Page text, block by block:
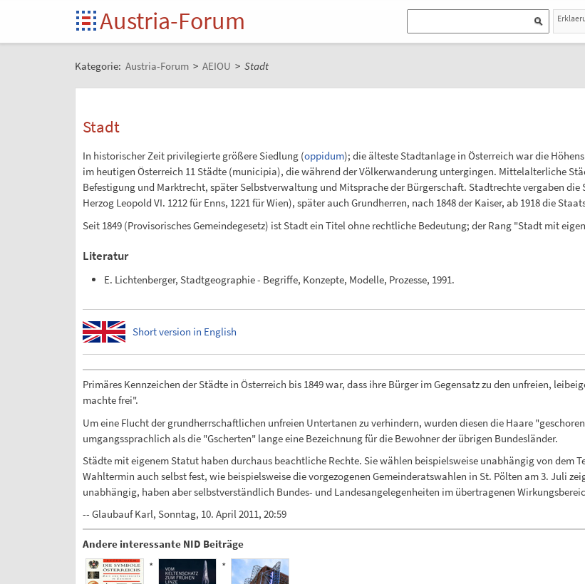
Austria-Forum
Kategorie: Austria-Forum > AEIOU > Stadt
Stadt
In historischer Zeit privilegierte größere Siedlung (oppidum); die älteste Stadtanlage in Österreich war die
im heutigen Österreich 11 Städte (municipia), die während der Völkerwanderung untergingen. Mittelalterliche
Befestigung und Marktrecht, später Selbstverwaltung und Mitsprache der Bürgerschaft. Stadtrechte vergaben die
Herzog Leopold VI. 1212 für Enns, 1221 für Wien), später auch Grundherren, nach 1848 der Kaiser, ab 1918 die
Seit 1849 (Provisorisches Gemeindegesetz) ist Stadt ein Titel ohne rechtliche Bedeutung; der Rang "Stadt mit
Literatur
E. Lichtenberger, Stadtgeographie - Begriffe, Konzepte, Modelle, Prozesse, 1991.
Short version in English
Primäres Kennzeichen der Städte in Österreich bis 1849 war, dass ihre Bürger im Gegensatz zu den unfreien,
machte frei".
Um eine Flucht der grundherrschaftlichen unfreien Untertanen zu verhindern, wurden diesen die Haare
umgangssprachlich als die "Gscherten" lange eine Bezeichnung für die Bewohner der übrigen Bundesländer.
Städte mit eigenem Statut haben durchaus beachtliche Rechte. Sie wählen beispielsweise unabhängig von dem
Wahltermin auch selbst fest, wie beispielsweise die vorgezogenen Gemeinderatswahlen in St. Pölten am 3. Juli
unabhängig, haben aber selbstverständlich Bundes- und Landesangelegenheiten im übertragenen
-- Glaubauf Karl, Sonntag, 10. April 2011, 20:59
Andere interessante NID Beiträge
*
*